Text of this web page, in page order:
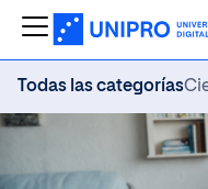
Todas las categorías